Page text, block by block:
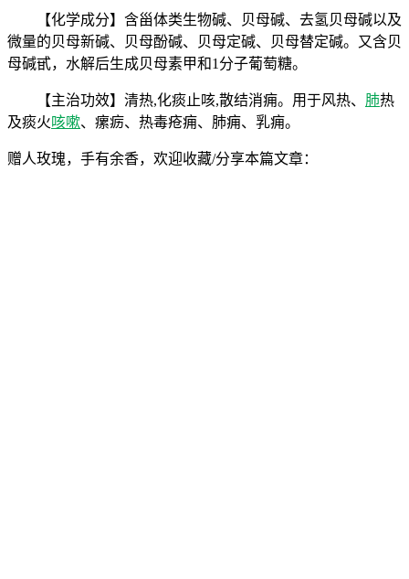
【化学成分】含甾体类生物碱、贝母碱、去氢贝母碱以及
微量的贝母新碱、贝母酚碱、贝母定碱、贝母替定碱。又含贝
母碱甙，水解后生成贝母素甲和1分子葡萄糖。
【主治功效】清热,化痰止咳,散结消痈。用于风热、 肺热
及痰火咳嗽、瘰疬、热毒疮痈、肺痈、乳痈。
赠人玫瑰，手有余香，欢迎收藏/分享本篇文章：